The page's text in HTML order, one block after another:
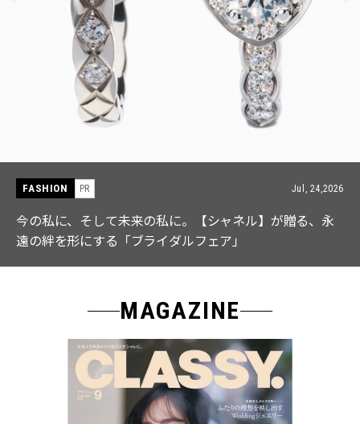
FASHION PR Jul, 15,2026
【ICB】人気インフルエンサーと共同制作! 週5で着たく
なる「名品ブラウス」２選
MAGAZINE